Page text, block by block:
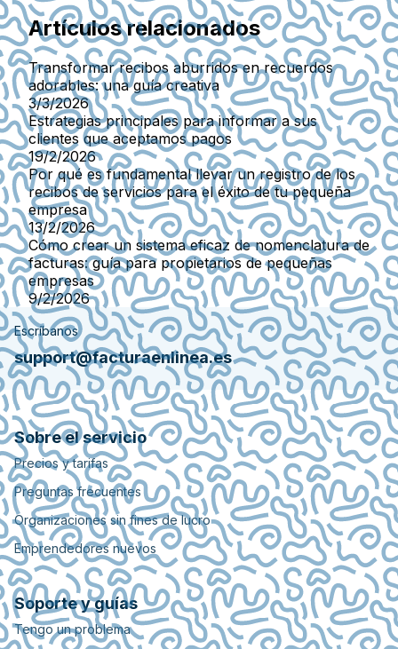
Artículos relacionados
Transformar recibos aburridos en recuerdos
adorables: una guía creativa
3/3/2026
Estrategias principales para informar a sus
clientes que aceptamos pagos
19/2/2026
Por qué es fundamental llevar un registro de los
recibos de servicios para el éxito de tu pequeña
empresa
13/2/2026
Cómo crear un sistema eficaz de nomenclatura de
facturas: guía para propietarios de pequeñas
empresas
9/2/2026
Escríbanos
support@facturaenlinea.es
Sobre el servicio
Precios y tarifas
Preguntas frecuentes
Organizaciones sin fines de lucro
Emprendedores nuevos
Soporte y guías
Tengo un problema